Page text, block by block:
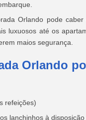
Orlando pode
luxuosos até os
maios segurança.
Orlando
refeições)
lanchinhos à